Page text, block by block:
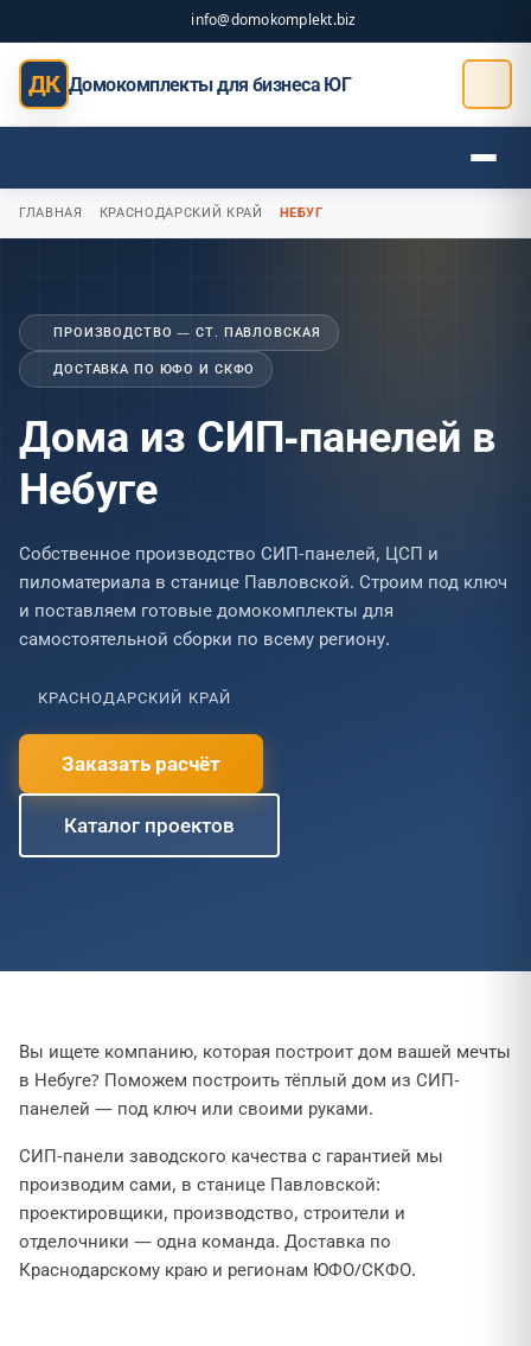
info@domokomplekt.biz
ДК Домокомплекты для бизнеса ЮГ
ГЛАВНАЯ КРАСНОДАРСКИЙ КРАЙ НЕБУГ
ПРОИЗВОДСТВО — СТ. ПАВЛОВСКАЯ
ДОСТАВКА ПО ЮФО И СКФО
Дома из СИП-панелей в
Небуге
Собственное производство СИП-панелей, ЦСП и
пиломатериала в станице Павловской. Строим под ключ
и поставляем готовые домокомплекты для
самостоятельной сборки по всему региону.
КРАСНОДАРСКИЙ КРАЙ
Заказать расчёт
Каталог проектов
Вы ищете компанию, которая построит дом вашей мечты
в Небуге? Поможем построить тёплый дом из СИП-
панелей — под ключ или своими руками.
СИП-панели заводского качества с гарантией мы
производим сами, в станице Павловской:
проектировщики, производство, строители и
отделочники — одна команда. Доставка по
Краснодарскому краю и регионам ЮФО/СКФО.